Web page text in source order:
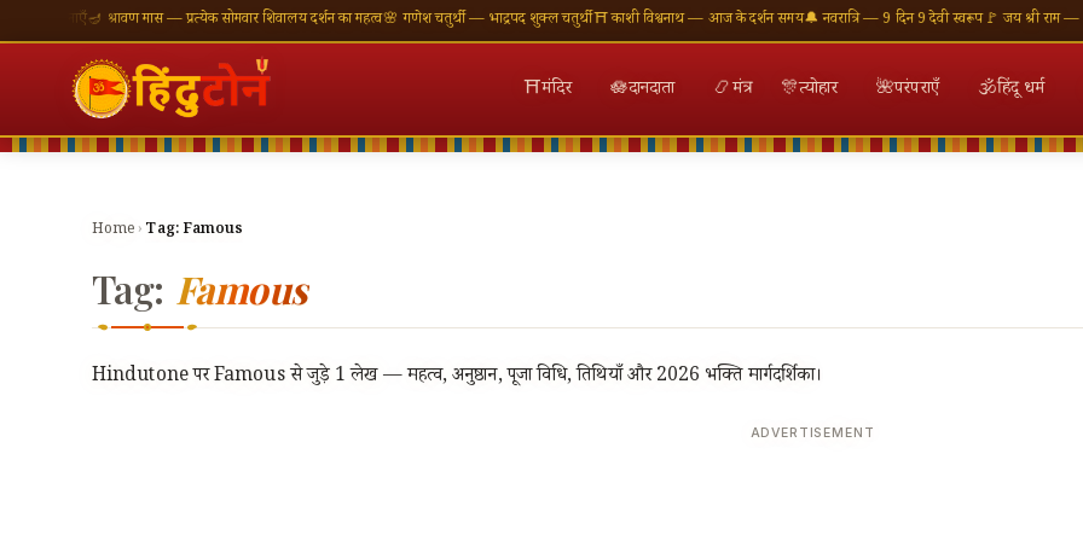
🪔 श्रावण मास — प्रत्येक सोमवार शिवालय दर्शन का महत्व🌸 गणेश चतुर्थी — भाद्रपद शुक्ल चतुर्थी⛩ काशी विश्वनाथ — आज के दर्शन समय🔔 नवरात्रि — 9 दिन 9 देवी स्वरूप🚩 जय श्री राम — राम
⛩मंदिर 🪷दानदाता 📿मंत्र 🎊त्योहार 🌺परंपराएँ 🕉हिंदू धर्म
Home › Tag:Famous
Tag: Famous
Hindutone पर Famous से जुड़े 1 लेख — महत्व, अनुष्ठान, पूजा विधि, तिथियाँ और 2026 भक्ति मार्गदर्शिका।
ADVERTISEMENT